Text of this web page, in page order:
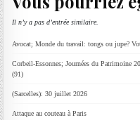
Il n’y a pas d’entrée similaire.
Avocat; Monde du travail: tongs ou jupe?
Corbeil-Essonnes; Journées du Patrimoine
(91)
(Sarcelles): 30 juillet 2026
Attaque au couteau à Paris